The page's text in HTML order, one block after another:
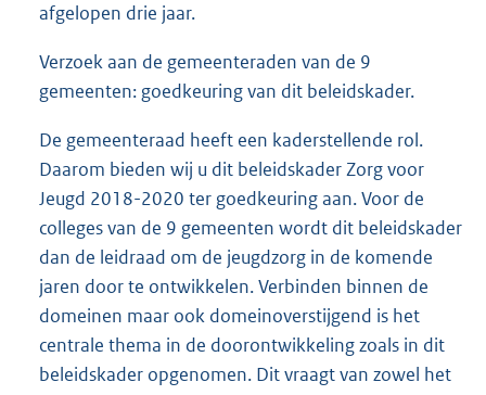
afgelopen drie jaar.
Verzoek aan de gemeenteraden van de 9
gemeenten: goedkeuring van dit beleidskader.
De gemeenteraad heeft een kaderstellende rol.
Daarom bieden wij u dit beleidskader Zorg voor
Jeugd 2018-2020 ter goedkeuring aan. Voor de
colleges van de 9 gemeenten wordt dit beleidskader
dan de leidraad om de jeugdzorg in de komende
jaren door te ontwikkelen. Verbinden binnen de
domeinen maar ook domeinoverstijgend is het
centrale thema in de doorontwikkeling zoals in dit
beleidskader opgenomen. Dit vraagt van zowel het